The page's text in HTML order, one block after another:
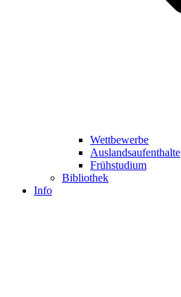
Wettbewerbe
Auslandsaufenthalte
Frühstudium
Bibliothek
Info